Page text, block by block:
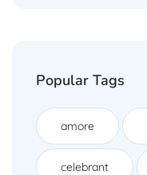
Popular Tags
amore
celebrant